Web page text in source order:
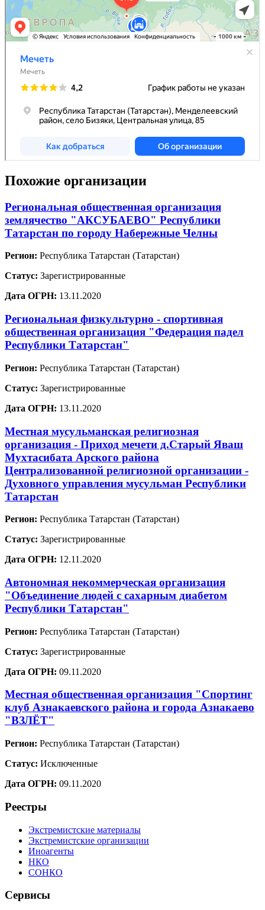
Похожие организации
Региональная общественная организация
землячество "АКСУБАЕВО" Республики
Татарстан по городу Набережные Челны
Регион: Республика Татарстан (Татарстан)
Статус: Зарегистрированные
Дата ОГРН: 13.11.2020
Региональная физкультурно - спортивная
общественная организация "Федерация падел
Республики Татарстан"
Регион: Республика Татарстан (Татарстан)
Статус: Зарегистрированные
Дата ОГРН: 13.11.2020
Местная мусульманская религиозная
организация - Приход мечети д.Старый Яваш
Мухтасибата Арского района
Централизованной религиозной организации -
Духовного управления мусульман Республики
Татарстан
Регион: Республика Татарстан (Татарстан)
Статус: Зарегистрированные
Дата ОГРН: 12.11.2020
Автономная некоммерческая организация
"Объединение людей с сахарным диабетом
Республики Татарстан"
Регион: Республика Татарстан (Татарстан)
Статус: Зарегистрированные
Дата ОГРН: 09.11.2020
Местная общественная организация "Спортинг
клуб Азнакаевского района и города Азнакаево
"ВЗЛЁТ"
Регион: Республика Татарстан (Татарстан)
Статус: Исключенные
Дата ОГРН: 09.11.2020
Реестры
Экстремистские материалы
Экстремистские организации
Иноагенты
НКО
СОНКО
Сервисы